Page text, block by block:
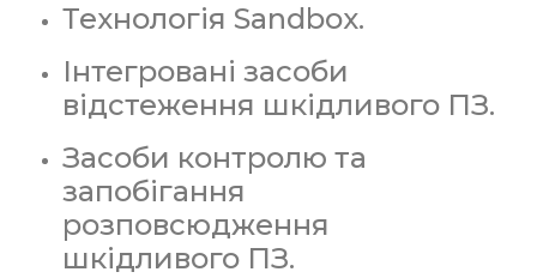
Технологія Sandbox.
Інтегровані засоби
відстеження шкідливого ПЗ.
Засоби контролю та
запобігання
розповсюдження
шкідливого ПЗ.